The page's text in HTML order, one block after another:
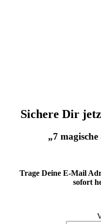
Sichere Dir
„7
Trage Deine E-Mail
sofort